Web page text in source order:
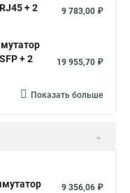
+ 2
9 783,00 ₽
+ 2
19 955,70 ₽
Показать больше
9 356,06 ₽